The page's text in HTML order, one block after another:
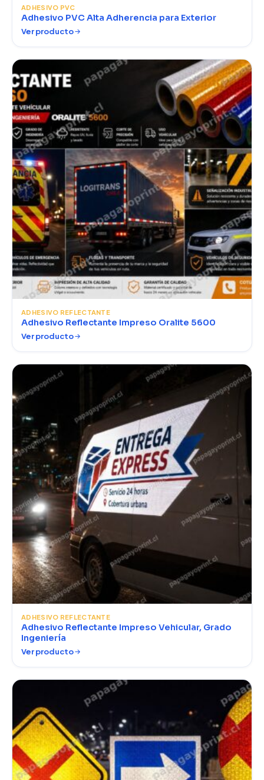
ADHESIVO PVC
Adhesivo PVC Alta Adherencia para Exterior
Ver producto
ADHESIVO REFLECTANTE
Adhesivo Reflectante Impreso Oralite 5600
Ver producto
ADHESIVO REFLECTANTE
Adhesivo Reflectante Impreso Vehicular, Grado
Ingeniería
Ver producto